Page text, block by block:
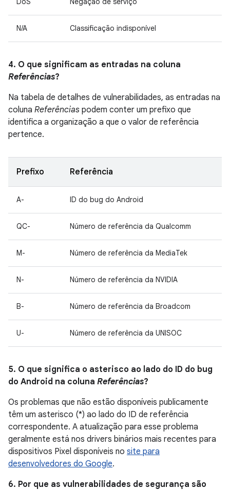
N/A Classificação indisponível
4. O que significam as entradas na coluna
Referências?
Na tabela de detalhes de vulnerabilidades, as entradas na
coluna Referências podem conter um prefixo que
identifica a organização a que o valor de referência
pertence.
Prefixo Referência
A- ID do bug do Android
QC- Número de referência da Qualcomm
M- Número de referência da MediaTek
N- Número de referência da NVIDIA
B- Número de referência da Broadcom
U- Número de referência da UNISOC
5. O que significa o asterisco ao lado do ID do bug
do Android na coluna Referências?
Os problemas que não estão disponíveis publicamente
têm um asterisco (*) ao lado do ID de referência
correspondente. A atualização para esse problema
geralmente está nos drivers binários mais recentes para
dispositivos Pixel disponíveis no site para
desenvolvedores do Google.
6. Por que as vulnerabilidades de segurança são